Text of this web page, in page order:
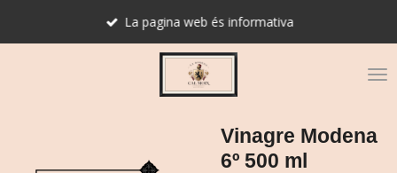
La pagina web és informativa
Vinagre Modena
6º 500 ml